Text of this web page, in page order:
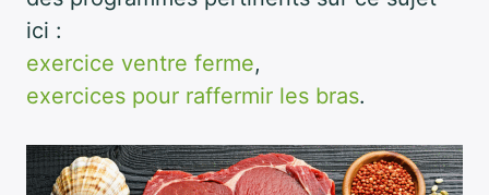
ici :
exercice ventre ferme,
exercices pour raffermir les bras.